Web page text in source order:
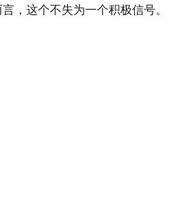
，这个不失为一个积极信号。